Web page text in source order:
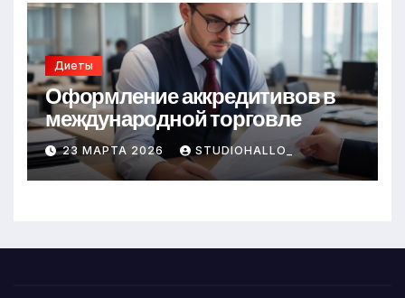
Диеты
Оформление аккредитивов в
международной торговле
23 МАРТА 2026 STUDIOHALLO_